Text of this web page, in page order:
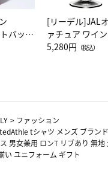
バッグ
）ス
[リーデル]JAL
ァチュア ワイ
ト（レッドワイ
5,280円 （税込）
> ファッション
tシャツ メンズ ブラン
男女兼用 ロンT リブあり 無地
い ユニフォーム ギフト